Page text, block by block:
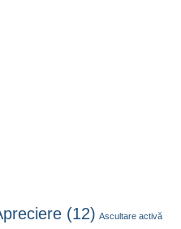
(12) Ascultare activă